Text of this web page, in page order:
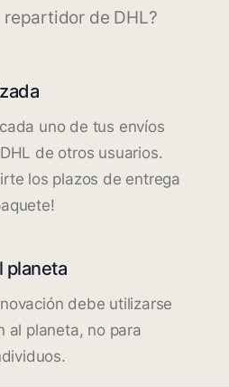
de DHL?
uno de tus envíos
de otros usuarios.
los plazos de entrega
planeta
debe utilizarse
al planeta, no para